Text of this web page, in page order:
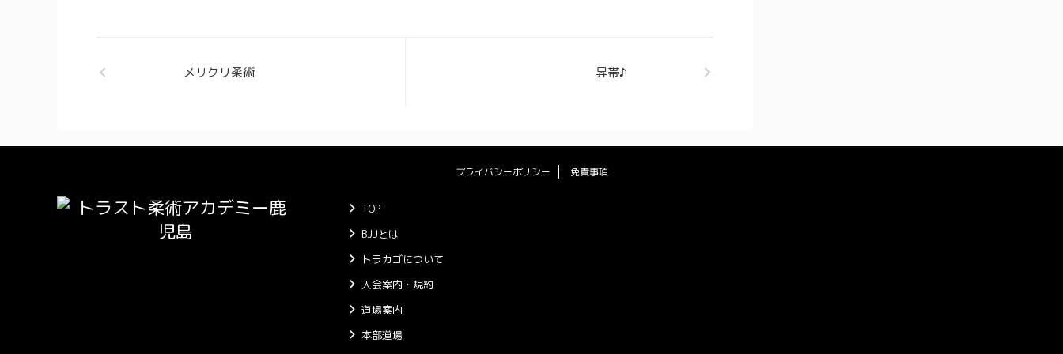
メリクリ柔術 昇帯♪
プライバシーポリシー 免責事項
TOP
BJJとは
トラカゴについて
入会案内・規約
道場案内
本部道場